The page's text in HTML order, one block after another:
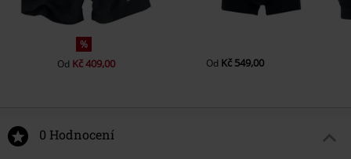
%
Od Kč 409,00 Od Kč 549,00
0 Hodnocení